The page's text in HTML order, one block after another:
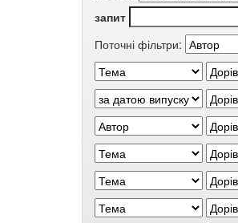
запит
Поточні фільтри: